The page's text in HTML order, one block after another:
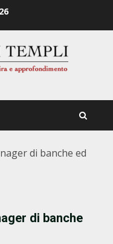
di banche ed
di banche